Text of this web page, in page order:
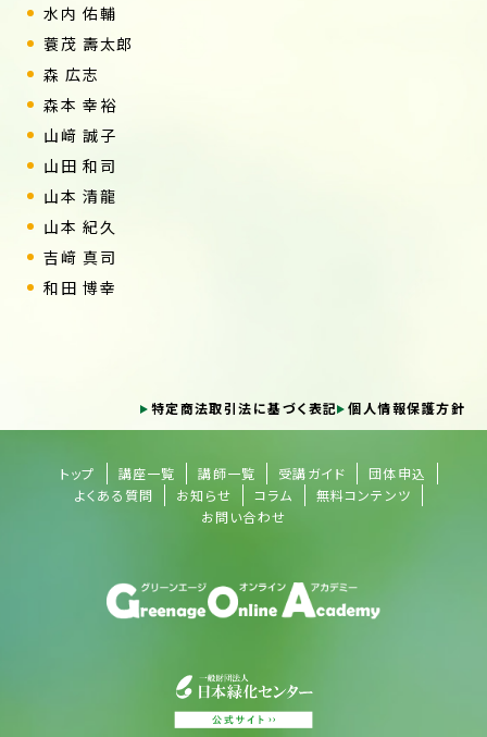
水内 佑輔
蓑茂 壽太郎
森 広志
森本 幸裕
山﨑 誠子
山田 和司
山本 清龍
山本 紀久
吉﨑 真司
和田 博幸
特定商法取引法に基づく表記 個人情報保護方針
トップ 講座一覧 講師一覧 受講ガイド
団体申込
よくある質問
お知らせ コラム
無料コンテンツ
お問い合わせ